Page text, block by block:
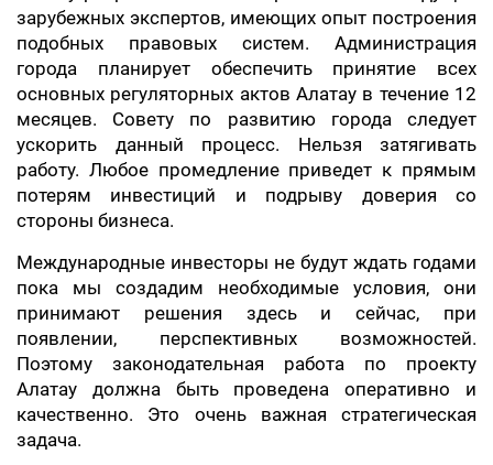
зарубежных экспертов, имеющих опыт построения
подобных правовых систем. Администрация
города планирует обеспечить принятие всех
основных регуляторных актов Алатау в течение 12
месяцев. Совету по развитию города следует
ускорить данный процесс. Нельзя затягивать
работу. Любое промедление приведет к прямым
потерям инвестиций и подрыву доверия со
стороны бизнеса.
Международные инвесторы не будут ждать годами
пока мы создадим необходимые условия, они
принимают решения здесь и сейчас, при
появлении, перспективных возможностей.
Поэтому законодательная работа по проекту
Алатау должна быть проведена оперативно и
качественно. Это очень важная стратегическая
задача.